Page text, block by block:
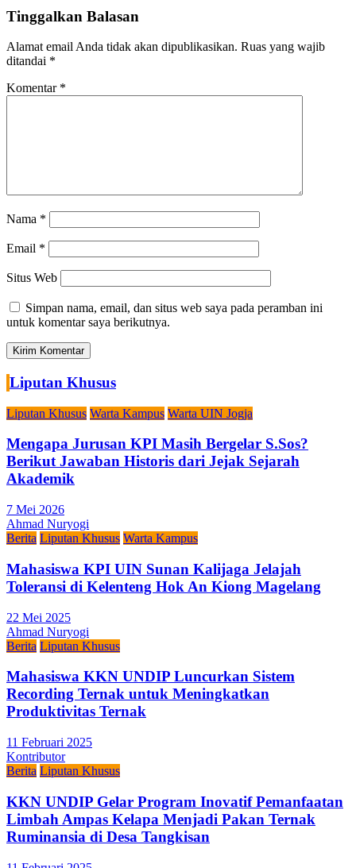
Tinggalkan Balasan
Alamat email Anda tidak akan dipublikasikan. Ruas yang wajib
ditandai *
Komentar *
Nama *
Email *
Situs Web
Simpan nama, email, dan situs web saya pada peramban ini
untuk komentar saya berikutnya.
Liputan Khusus
Liputan Khusus Warta Kampus Warta UIN Jogja
Mengapa Jurusan KPI Masih Bergelar S.Sos?
Berikut Jawaban Historis dari Jejak Sejarah
Akademik
7 Mei 2026
Ahmad Nuryogi
Berita Liputan Khusus Warta Kampus
Mahasiswa KPI UIN Sunan Kalijaga Jelajah
Toleransi di Kelenteng Hok An Kiong Magelang
22 Mei 2025
Ahmad Nuryogi
Berita Liputan Khusus
Mahasiswa KKN UNDIP Luncurkan Sistem
Recording Ternak untuk Meningkatkan
Produktivitas Ternak
11 Februari 2025
Kontributor
Berita Liputan Khusus
KKN UNDIP Gelar Program Inovatif Pemanfaatan
Limbah Ampas Kelapa Menjadi Pakan Ternak
Ruminansia di Desa Tangkisan